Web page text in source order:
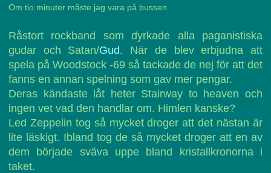
Om tio minuter måste jag vara på bussen.
Råstort rockband som dyrkade alla paganistiska
gudar och Satan/Gud. När de blev erbjudna att
spela på Woodstock -69 så tackade de nej för att det
fanns en annan spelning som gav mer pengar.
Deras kändaste låt heter Stairway to heaven och
ingen vet vad den handlar om. Himlen kanske?
Led Zeppelin tog så mycket droger att det nästan är
lite läskigt. Ibland tog de så mycket droger att en av
dem började sväva uppe bland kristallkronorna i
taket.